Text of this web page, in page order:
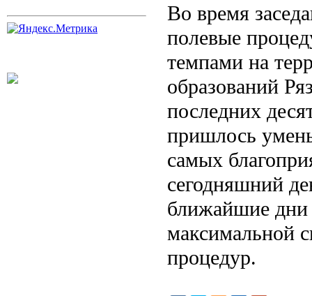
Во время
полевые
темпами на
образований
последних
пришлось
самых
сегодняшний
ближайшие дни
максимальной
процедур.